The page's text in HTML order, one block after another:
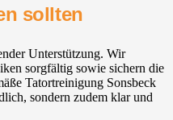
sollten
Unterstützung. Wir
sorgfältig sowie sichern die
Tatortreinigung Sonsbeck
sondern zudem klar und